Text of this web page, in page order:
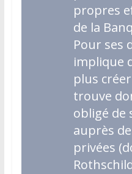
propres
de la
Pour ses
implique
plus
trouve
obligé de
auprès
privées